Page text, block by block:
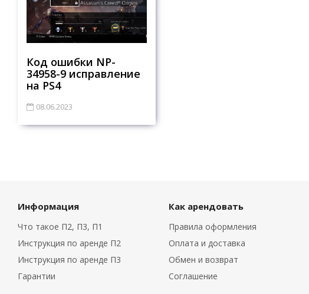
Код ошибки NP-
34958-9 исправление
на PS4
08.06.2023
Информация
Что такое П2, П3, П1
Инструкция по аренде П2
Инструкция по аренде П3
Гарантии
Как арендовать
Правила оформления
Оплата и доставка
Обмен и возврат
Соглашение